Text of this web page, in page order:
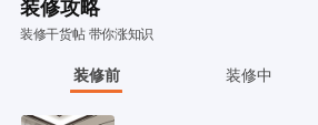
装修攻略
装修干货帖 带你涨知识
装修前 装修中